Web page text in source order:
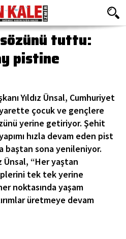
tuttu:
pistine
Yıldız Ünsal, Cumhuriyet
çocuk ve gençlere
yerine getiriyor. Şehit
hızla devam eden pist
baştan sona yenileniyor.
Ünsal, “Her yaştan
tek tek yerine
noktasında yaşam
üretmeye devam